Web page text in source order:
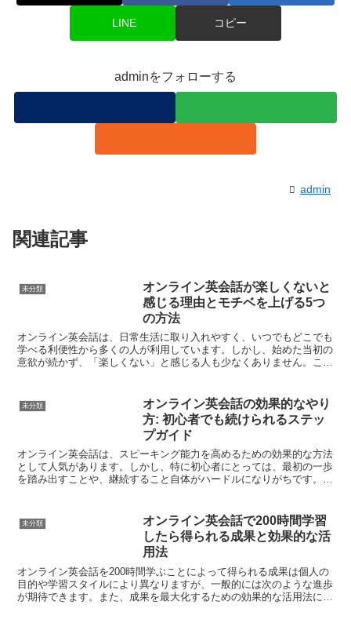
LINE コピー
adminをフォローする
admin
関連記事
未分類
オンライン英会話が楽しくないと
感じる理由とモチベを上げる5つ
の方法
オンライン英会話は、日常生活に取り入れやすく、いつでもどこでも
学べる利便性から多くの人が利用しています。しかし、始めた当初の
意欲が続かず、「楽しくない」と感じる人も少なくありません。この
未分類
オンライン英会話の効果的なやり
方: 初心者でも続けられるステッ
プガイド
オンライン英会話は、スピーキング能力を高めるための効果的な方法
として人気があります。しかし、特に初心者にとっては、最初の一歩
を踏み出すことや、継続すること自体がハードルになりがちです。本
未分類
オンライン英会話で200時間学習
したら得られる成果と効果的な活
用法
オンライン英会話を200時間学ぶことによって得られる成果は個人の
目的や学習スタイルにより異なりますが、一般的には次のような進歩
が期待できます。また、成果を最大化するための効果的な活用法につ